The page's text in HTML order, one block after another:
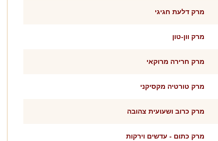
מרק דלעת חגיגי
מרק וון-טון
מרק חרירה מרוקאי
מרק טורטיה מקסיקני
מרק כרוב ושעועית צהובה
מרק כתום - עדשים וירקות